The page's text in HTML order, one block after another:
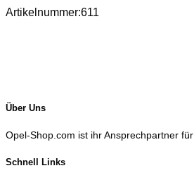
Artikelnummer:611
Über Uns
Opel-Shop.com ist ihr Ansprechpartner
Schnell Links